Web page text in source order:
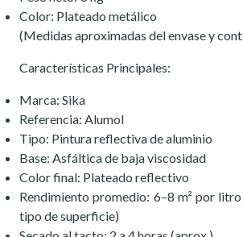
Color: Plateado metálico
(Medidas aproximadas del envase y
Características Principales:
Marca: Sika
Referencia: Alumol
Tipo: Pintura reflectiva de aluminio
Base: Asfáltica de baja viscosidad
Color final: Plateado reflectivo
Rendimiento promedio: 6–8 m² por
tipo de superficie)